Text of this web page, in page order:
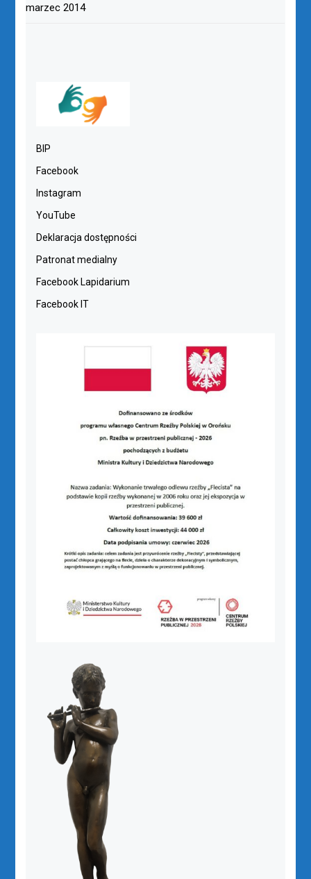
marzec 2014
BIP
Facebook
Instagram
YouTube
Deklaracja dostępności
Patronat medialny
Facebook Lapidarium
Facebook IT